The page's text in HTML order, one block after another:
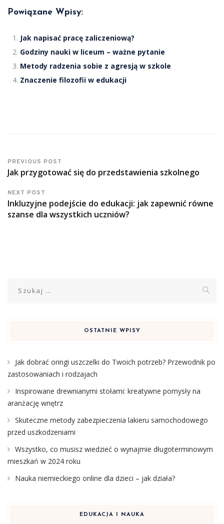
Powiązane Wpisy:
Jak napisać pracę zaliczeniową?
Godziny nauki w liceum – ważne pytanie
Metody radzenia sobie z agresją w szkole
Znaczenie filozofii w edukacji
PREVIOUS POST
Jak przygotować się do przedstawienia szkolnego
NEXT POST
Inkluzyjne podejście do edukacji: jak zapewnić równe
szanse dla wszystkich uczniów?
OSTATNIE WPISY
Jak dobrać oringi uszczelki do Twoich potrzeb? Przewodnik po
zastosowaniach i rodzajach
Inspirowane drewnianymi stołami: kreatywne pomysły na
aranżację wnętrz
Skuteczne metody zabezpieczenia lakieru samochodowego
przed uszkodzeniami
Wszystko, co musisz wiedzieć o wynajmie długoterminowym
mieszkań w 2024 roku
Nauka niemieckiego online dla dzieci – jak działa?
EDUKACJA I NAUKA